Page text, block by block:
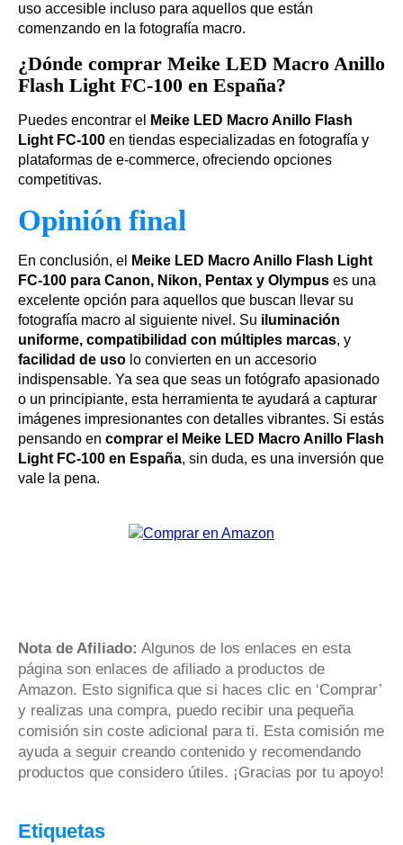
uso accesible incluso para aquellos que están
comenzando en la fotografía macro.
¿Dónde comprar Meike LED Macro Anillo
Flash Light FC-100 en España?
Puedes encontrar el
Meike LED Macro Anillo Flash
Light FC-100 en tiendas especializadas en fotografía y
plataformas de e-commerce, ofreciendo opciones
competitivas.
Opinión final
En conclusión, el
Meike LED Macro Anillo Flash Light
FC-100 para Canon, Nikon, Pentax y Olympus es una
excelente opción para aquellos que buscan llevar su
fotografía macro al siguiente nivel. Su iluminación
uniforme, compatibilidad con múltiples marcas, y
facilidad de uso lo convierten en un accesorio
indispensable. Ya sea que seas un fotógrafo apasionado
o un principiante, esta herramienta te ayudará a capturar
imágenes impresionantes con detalles vibrantes. Si estás
pensando en comprar el Meike LED Macro Anillo Flash
Light FC-100 en España, sin duda, es una inversión que
vale la pena.
Nota de Afiliado: Algunos de los enlaces en esta
página son enlaces de afiliado a productos de
Amazon. Esto significa que si haces clic en ‘Comprar’
y realizas una compra, puedo recibir una pequeña
comisión sin coste adicional para ti. Esta comisión me
ayuda a seguir creando contenido y recomendando
productos que considero útiles. ¡Gracias por tu apoyo!
Etiquetas